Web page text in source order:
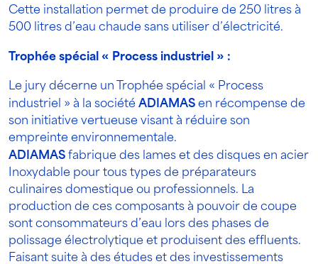
Cette installation permet de produire de 250 litres à
500 litres d’eau chaude sans utiliser d’électricité.
Trophée spécial « Process industriel » :
Le jury décerne un Trophée spécial « Process
industriel » à la société ADIAMAS en récompense de
son initiative vertueuse visant à réduire son
empreinte environnementale.
ADIAMAS fabrique des lames et des disques en acier
Inoxydable pour tous types de préparateurs
culinaires domestique ou professionnels. La
production de ces composants à pouvoir de coupe
sont consommateurs d’eau lors des phases de
polissage électrolytique et produisent des effluents.
Faisant suite à des études et des investissements